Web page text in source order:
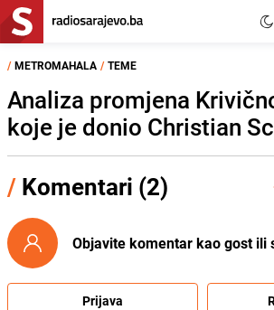
/ METROMAHALA / TEME
Analiza promjena
koje je donio Christian
/ Komentari (2)
Objavite komentar kao gost ili
Prijava